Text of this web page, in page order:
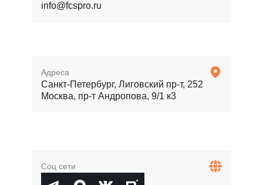
Соц сети
Адреса
Санкт-Петербург, Лиговский пр-т, 252
Москва, пр-т Андропова, 9/1 к3
info@fcspro.ru